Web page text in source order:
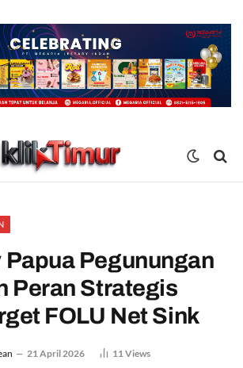
Pegunungan
Peran Strategis
FOLU Net Sink
21 April 2026 11 Views